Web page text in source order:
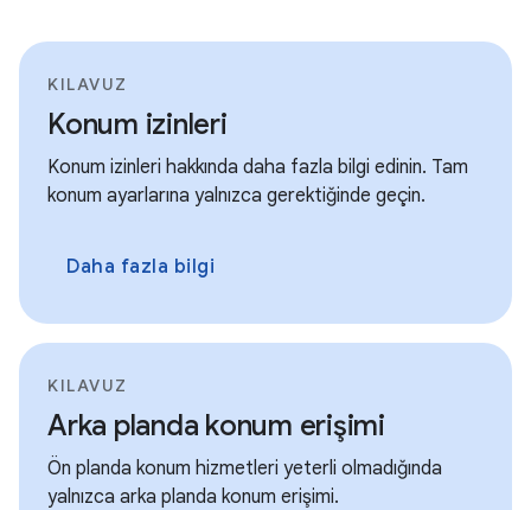
KILAVUZ
Konum izinleri
Konum izinleri hakkında daha fazla bilgi edinin. Tam
konum ayarlarına yalnızca gerektiğinde geçin.
Daha fazla bilgi
KILAVUZ
Arka planda konum erişimi
Ön planda konum hizmetleri yeterli olmadığında
yalnızca arka planda konum erişimi.